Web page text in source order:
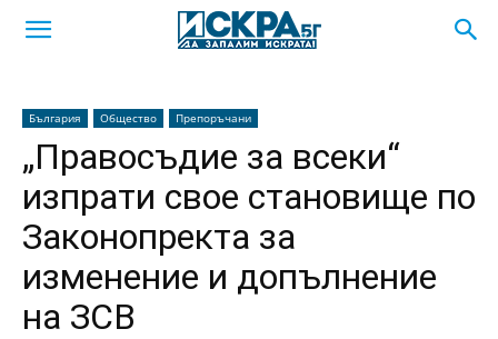
България Общество Препоръчани
„Правосъдие за всеки“
изпрати свое становище по
Законопректа за
изменение и допълнение
на ЗСВ